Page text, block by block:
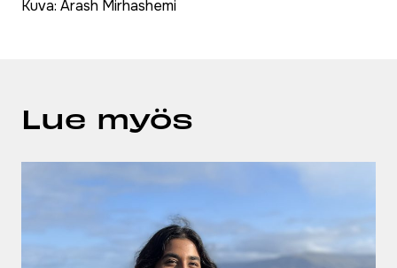
Kuva: Arash Mirhashemi
Lue myös